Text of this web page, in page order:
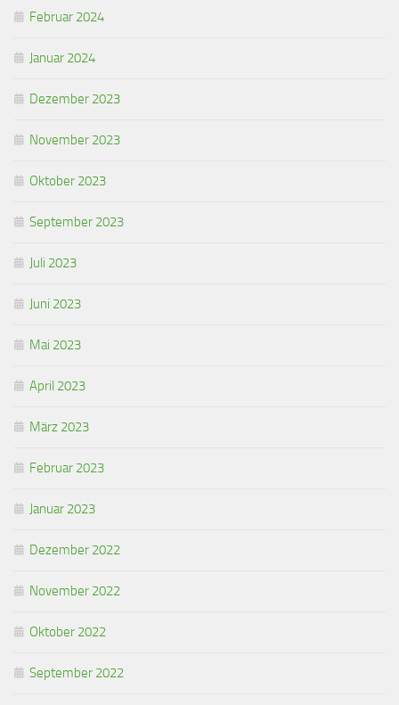
Februar 2024
Januar 2024
Dezember 2023
November 2023
Oktober 2023
September 2023
Juli 2023
Juni 2023
Mai 2023
April 2023
März 2023
Februar 2023
Januar 2023
Dezember 2022
November 2022
Oktober 2022
September 2022